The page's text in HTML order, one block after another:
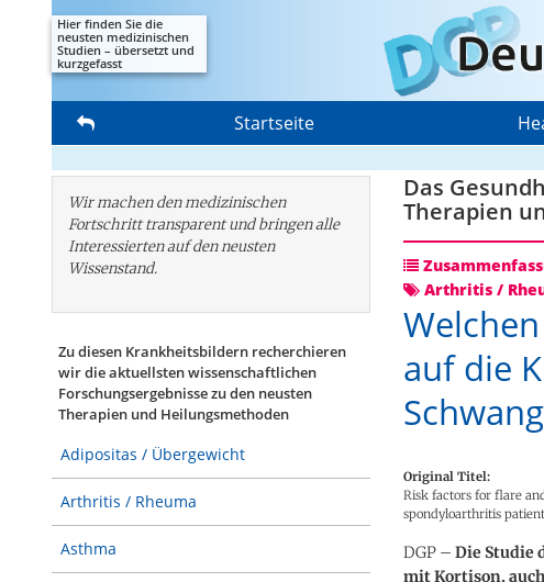
Hier finden Sie die
neusten medizinischen
Studien – übersetzt und
kurzgefasst
Startseite
Wir machen den medizinischen
Fortschritt transparent und bringen alle
Interessierten auf den neusten
Wissenstand.
Zu diesen Krankheitsbildern recherchieren
wir die aktuellsten wissenschaftlichen
Forschungs­ergebnisse zu den neusten
Therapien und Heilungsmethoden
Adipositas / Übergewicht
Arthritis / Rheuma
Asthma
Das
Therapien
Arthritis /
auf die
Original Titel:
Risk factors for flare
spondyloarthritis
DGP – Die Studie
mit Kortison,